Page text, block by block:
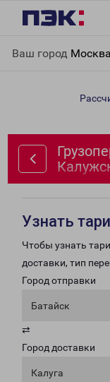
Ваш город
область
Узнать
Чтобы узнать
доставки, тип
Город отправки
Батайск
⇄
Город доставки
Калуга